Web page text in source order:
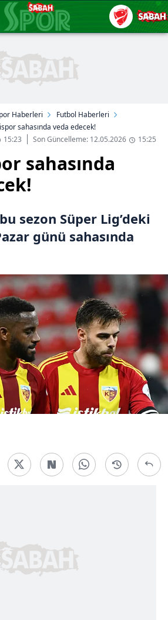
Haberleri
Futbol Haberleri
sahasında veda edecek!
15:23 Son Güncelleme: 12.05.2026 15:25
sahasında
sezon Süper Lig’deki
günü sahasında